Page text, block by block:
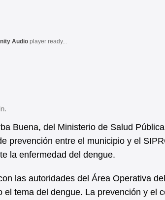
Audio player ready...
Buena, del Ministerio de Salud
prevención entre el municipio y el
la enfermedad del dengue.
las autoridades del Área Operativa
el tema del dengue. La prevención y el